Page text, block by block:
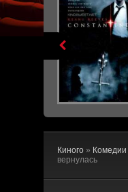
Киного » Комедии
вернулась